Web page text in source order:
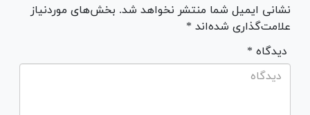
نشانی ایمیل شما منتشر نخواهد شد. بخش‌های موردنیاز
علامت‌گذاری شده‌اند *
* دیدگاه